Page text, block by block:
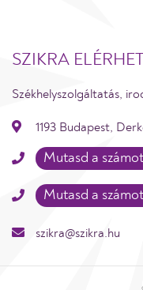
SZIKRA
Székhelyszolgáltatás,
1193 Budapest,
Mutasd a
Mutasd a
szikra@szikra.hu